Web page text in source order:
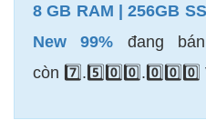
8 GB RAM | 256GB
New 99% đang
còn 7️⃣.5️⃣0️⃣0️⃣.0️⃣0️⃣0️⃣